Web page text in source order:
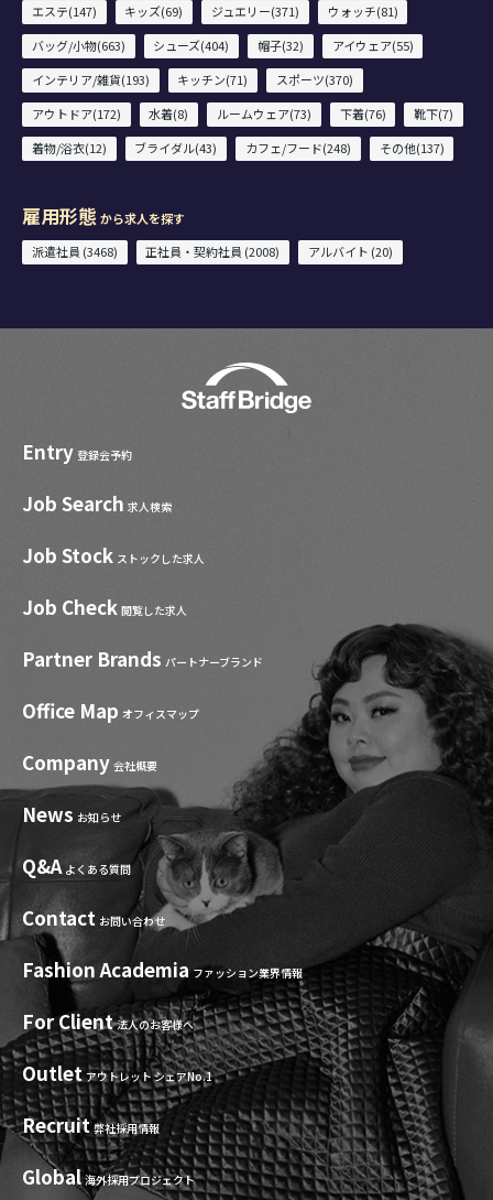
エステ(147)
キッズ(69) ジュエリー(371)
ウォッチ(81)
バッグ/小物(663)
シューズ(404) 帽子(32)
アイウェア(55)
インテリア/雑貨(193)
キッチン(71)
スポーツ(370)
アウトドア(172)
水着(8) ルームウェア(73) 下着(76)
靴下(7)
着物/浴衣(12)
ブライダル(43) カフェ/フード(248) その他(137)
雇用形態 から求人を探す
派遣社員 (3468)
正社員・契約社員 (2008) アルバイト (20)
Entry 登録会予約
Job Search 求人検索
Job Stock ストックした求人
Job Check 閲覧した求人
Partner Brands パートナーブランド
Office Map オフィスマップ
Company 会社概要
News お知らせ
Q&A よくある質問
Contact お問い合わせ
Fashion Academia ファッション業界情報
For Client 法人のお客様へ
Outlet アウトレット シェアNo.1
Recruit 弊社採用情報
Global 海外採用プロジェクト